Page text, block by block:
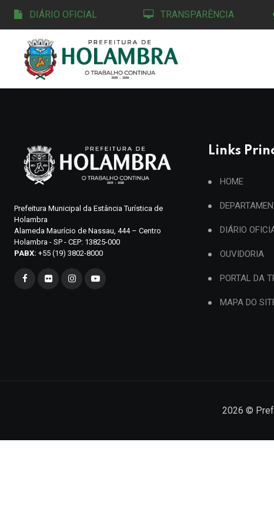
DIÁRIO OFICIAL TRANSPARÊNCIA
Prefeitura Municipal da Estância Turística de
Holambra
Alameda Maurício de Nassau, 444 – Centro
Holambra - SP - CEP: 13825-000
PABX: +55 (19) 3802-8000
Links
HOME
DIÁRIO
OUVIDORIA
PORTAL DA
MAPA DO
2026 ©